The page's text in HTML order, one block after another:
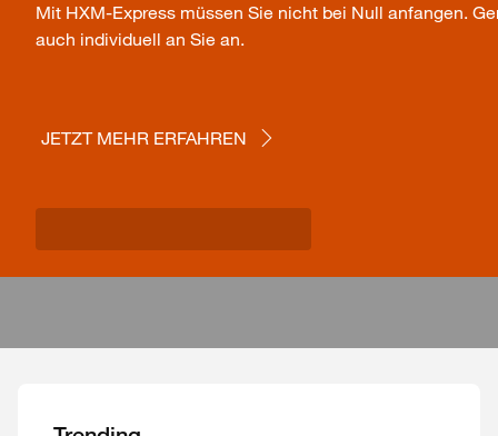
Mit HXM-Express müssen Sie nicht bei Null anfangen.
auch individuell an Sie an.
JETZT MEHR ERFAHREN